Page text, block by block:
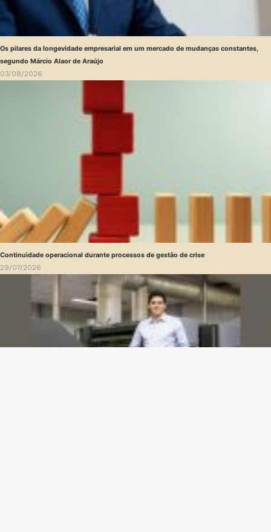
Os pilares da longevidade empresarial em um mercado de mudanças constantes,
segundo Márcio Alaor de Araújo
03/08/2026
Continuidade operacional durante processos de gestão de crise
29/07/2026